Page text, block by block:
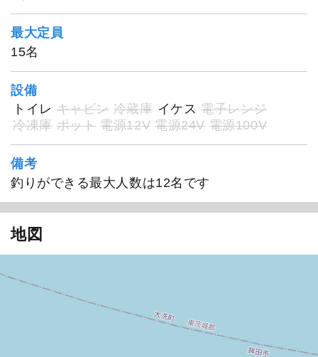
最大定員
15名
設備
トイレ キャビン 冷蔵庫 イケス 電子レンジ
冷凍庫 ポット 電源12V 電源24V 電源100V
備考
釣りができる最大人数は12名です
地図